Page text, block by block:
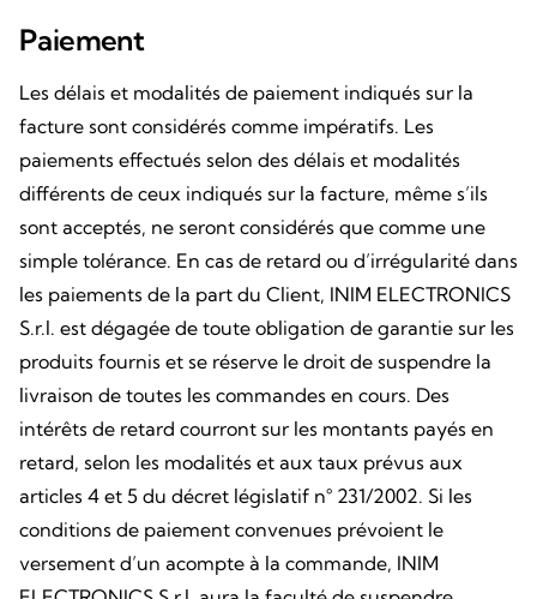
Paiement
Les délais et modalités de paiement indiqués sur la
facture sont considérés comme impératifs. Les
paiements effectués selon des délais et modalités
différents de ceux indiqués sur la facture, même s’ils
sont acceptés, ne seront considérés que comme une
simple tolérance. En cas de retard ou d’irrégularité dans
les paiements de la part du Client, INIM ELECTRONICS
S.r.l. est dégagée de toute obligation de garantie sur les
produits fournis et se réserve le droit de suspendre la
livraison de toutes les commandes en cours. Des
intérêts de retard courront sur les montants payés en
retard, selon les modalités et aux taux prévus aux
articles 4 et 5 du décret législatif n° 231/2002. Si les
conditions de paiement convenues prévoient le
versement d’un acompte à la commande, INIM